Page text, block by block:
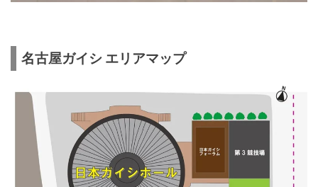
名古屋ガイシ エリアマップ